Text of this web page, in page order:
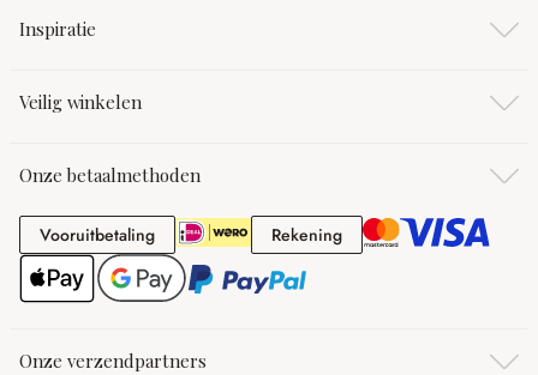
Inspiratie
Veilig winkelen
Onze betaalmethoden
VooruitbetalingVooruitbetaling RekeningRekening
Onze verzendpartners